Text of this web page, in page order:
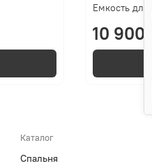
Емкость для
10 900
Каталог
Спальня